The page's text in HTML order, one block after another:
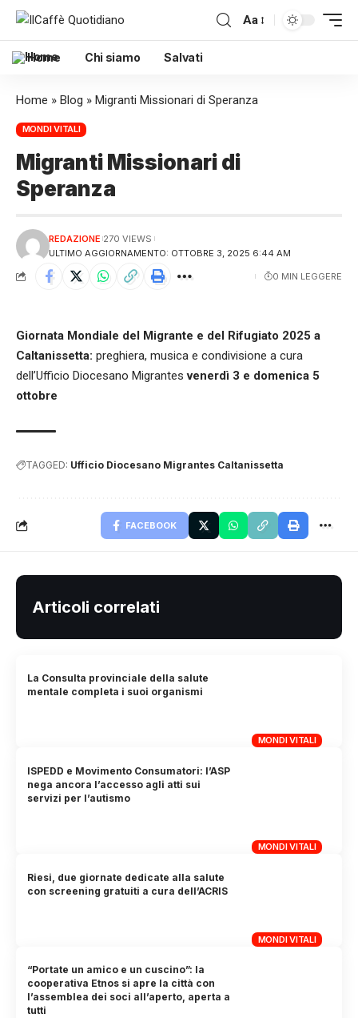
Aa
Home Chi siamo Salvati
Home » Blog » Migranti Missionari di Speranza
MONDI VITALI
Migranti Missionari di
Speranza
ULTIMO AGGIORNAMENTO: OTTOBRE 3, 2025 6:44 AM
REDAZIONE 270 VIEWS
0 MIN LEGGERE
Giornata Mondiale del Migrante e del Rifugiato 2025 a
Caltanissetta: preghiera, musica e condivisione a cura
dell’Ufficio Diocesano Migrantesvenerdì 3 e domenica 5
ottobre
TAGGED: Ufficio Diocesano Migrantes Caltanissetta
FACEBOOK
Articoli correlati
MONDI VITALI
La Consulta provinciale della salute
mentale completa i suoi organismi
MONDI VITALI
ISPEDD e Movimento Consumatori: l’ASP
nega ancora l’accesso agli atti sui
servizi per l’autismo
MONDI VITALI
Riesi, due giornate dedicate alla salute
con screening gratuiti a cura dell’ACRIS
“Portate un amico e un cuscino”: la
cooperativa Etnos si apre la città con
l’assemblea dei soci all’aperto, aperta a
tutti